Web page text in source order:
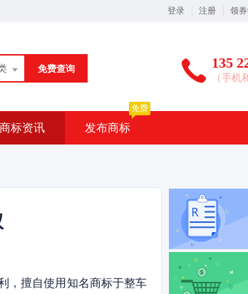
登录 注册 领
免费查询 135
（手机
商标资讯 发布商标
免费
，擅自使用知名商标于整车